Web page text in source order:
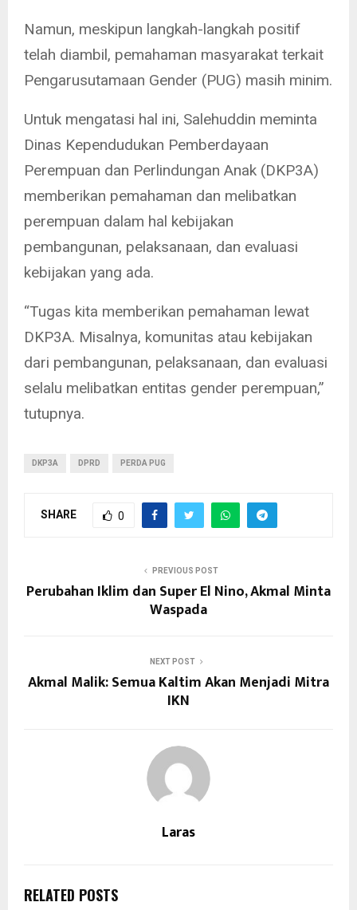
Namun, meskipun langkah-langkah positif
telah diambil, pemahaman masyarakat terkait
Pengarusutamaan Gender (PUG) masih minim.
Untuk mengatasi hal ini, Salehuddin meminta
Dinas Kependudukan Pemberdayaan
Perempuan dan Perlindungan Anak (DKP3A)
memberikan pemahaman dan melibatkan
perempuan dalam hal kebijakan
pembangunan, pelaksanaan, dan evaluasi
kebijakan yang ada.
“Tugas kita memberikan pemahaman lewat
DKP3A. Misalnya, komunitas atau kebijakan
dari pembangunan, pelaksanaan, dan evaluasi
selalu melibatkan entitas gender perempuan,”
tutupnya.
DKP3A DPRD PERDA PUG
SHARE 0
PREVIOUS POST
Perubahan Iklim dan Super El Nino, Akmal Minta
Waspada
NEXT POST
Akmal Malik: Semua Kaltim Akan Menjadi Mitra
IKN
Laras
RELATED POSTS